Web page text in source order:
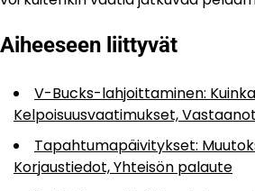
Aiheeseen liittyvät
V-Bucks-lahjoittaminen:
Kelpoisuusvaatimukset,
Tapahtumapäivitykset:
Korjaustiedot, Yhteisön palaute